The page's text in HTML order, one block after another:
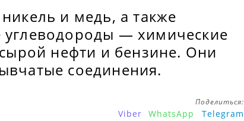
и медь, а также
углеводороды — химические
нефти и бензине. Они
соединения.
Поделиться:
Viber WhatsApp Telegram